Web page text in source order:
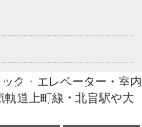
ク・エレベーター・室内
軌道上町線・北畠駅や大